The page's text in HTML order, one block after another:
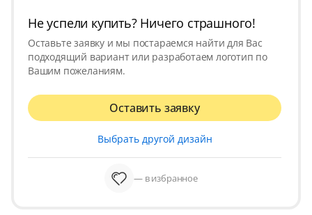
Не успели купить? Ничего страшного!
Оставьте заявку и мы постараемся найти для Вас
подходящий вариант или разработаем логотип по
Вашим пожеланиям.
Оставить заявку
Выбрать другой дизайн
— в избранное